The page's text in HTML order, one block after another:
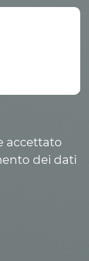
accettato
dei dati